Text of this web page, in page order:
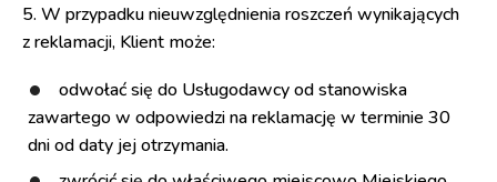
5. W przypadku nieuwzględnienia roszczeń wynikających
z reklamacji, Klient może:
odwołać się do Usługodawcy od stanowiska
zawartego w odpowiedzi na reklamację w terminie 30
dni od daty jej otrzymania.